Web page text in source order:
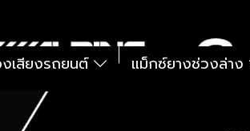
งเสียงรถยนต์ แม็กซ์ยางช่วงล่าง